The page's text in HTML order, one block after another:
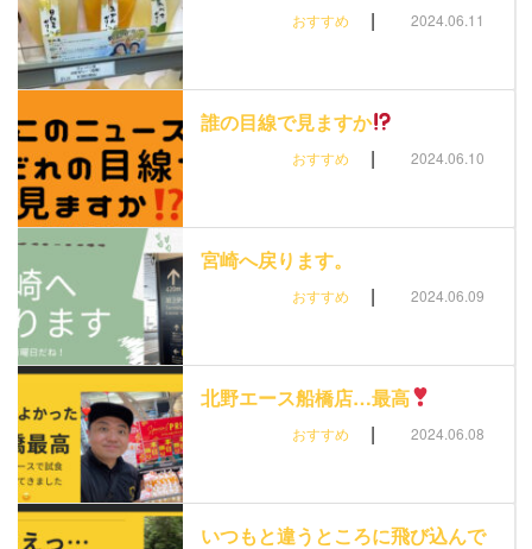
おすすめ | 2024.06.11
誰の目線で見ますか
おすすめ | 2024.06.10
宮崎へ戻ります。
おすすめ | 2024.06.09
北野エース船橋店…最高
おすすめ | 2024.06.08
いつもと違うところに飛び込んで